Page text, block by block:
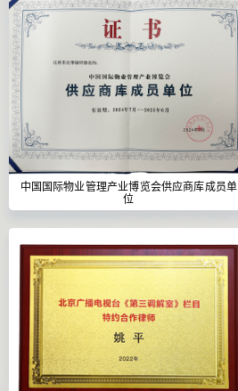
中国国际物业管理产业博览会供应商库成员单
位